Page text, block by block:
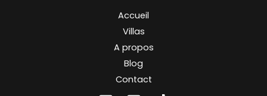
Accueil
Villas
A propos
Blog
Contact